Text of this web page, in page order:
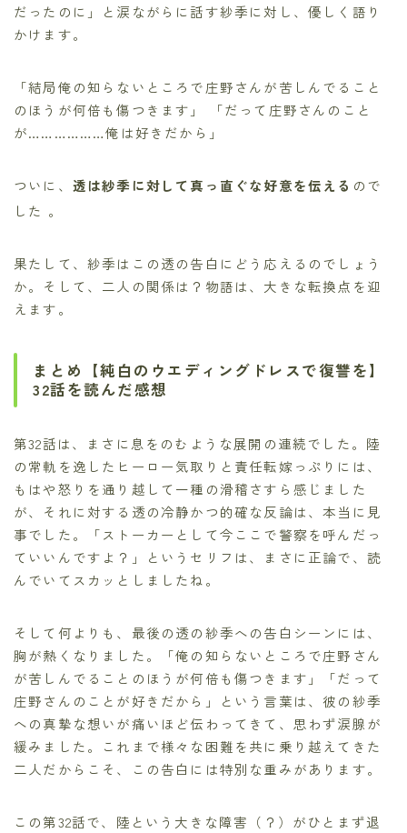
だったのに」と涙ながらに話す紗季に対し、優しく語り
かけます。
「結局俺の知らないところで庄野さんが苦しんでること
のほうが何倍も傷つきます」 「だって庄野さんのこと
が………………俺は好きだから」
ついに、 透は紗季に対して真っ直ぐな好意を伝える ので
した 。
果たして、紗季はこの透の告白にどう応えるのでしょう
か。そして、二人の関係は？物語は、大きな転換点を迎
えます。
まとめ【純白のウエディングドレスで復讐を】
32話を読んだ感想
第32話は、まさに息をのむような展開の連続でした。陸
の常軌を逸したヒーロー気取りと責任転嫁っぷりには、
もはや怒りを通り越して一種の滑稽さすら感じました
が、それに対する透の冷静かつ的確な反論は、本当に見
事でした。「ストーカーとして今ここで警察を呼んだっ
ていいんですよ？」というセリフは、まさに正論で、読
んでいてスカッとしましたね。
そして何よりも、最後の透の紗季への告白シーンには、
胸が熱くなりました。「俺の知らないところで庄野さん
が苦しんでることのほうが何倍も傷つきます」「だって
庄野さんのことが好きだから」という言葉は、彼の紗季
への真摯な想いが痛いほど伝わってきて、思わず涙腺が
緩みました。これまで様々な困難を共に乗り越えてきた
二人だからこそ、この告白には特別な重みがあります。
この第32話で、陸という大きな障害（？）がひとまず退